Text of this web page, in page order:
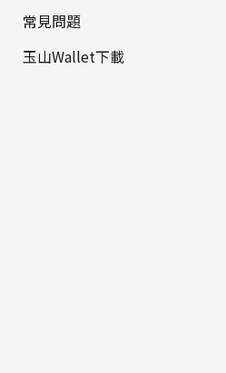
常見問題
玉山Wallet下載